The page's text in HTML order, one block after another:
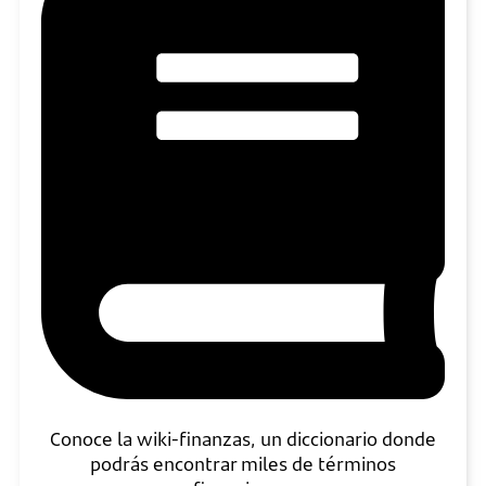
Conoce la wiki-finanzas, un diccionario donde
podrás encontrar miles de términos